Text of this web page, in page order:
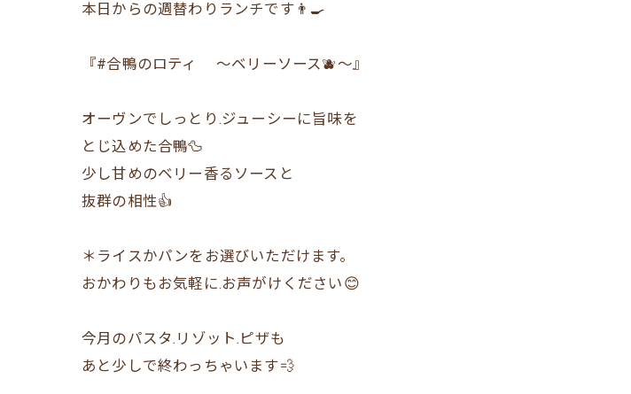
本日からの週替わりランチです👨‍🍳
『#合鴨のロティ 〜ベリーソース🫐〜』
オーヴンでしっとり.ジューシーに旨味を
とじ込めた合鴨🦆
少し甘めのベリー香るソースと
抜群の相性👍
＊ライスかパンをお選びいただけます。
おかわりもお気軽に.お声がけください😊
今月のパスタ.リゾット.ピザも
あと少しで終わっちゃいます💨